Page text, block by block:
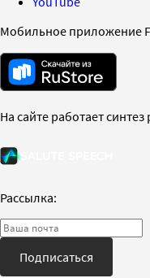
Мобильное приложение
На сайте работает синтез
Рассылка:
Подписаться